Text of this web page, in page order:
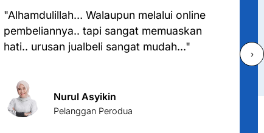
"Alhamdulillah… Walaupun melalui online
pembeliannya.. tapi sangat memuaskan
hati.. urusan jualbeli sangat mudah..."
Nurul Asyikin
Pelanggan Perodua
›